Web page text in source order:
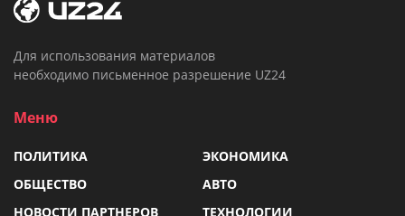
Для использования материалов
необходимо письменное разрешение UZ24
Меню
ПОЛИТИКА
ЭКОНОМИКА
ОБЩЕСТВО
АВТО
НОВОСТИ ПАРТНЕРОВ
ТЕХНОЛОГИИ